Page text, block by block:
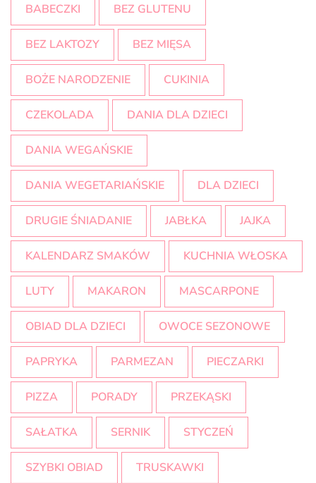
BABECZKI BEZ GLUTENU
BEZ LAKTOZY BEZ MIĘSA
BOŻE NARODZENIE CUKINIA
CZEKOLADA DANIA DLA DZIECI
DANIA WEGAŃSKIE
DANIA WEGETARIAŃSKIE DLA DZIECI
DRUGIE ŚNIADANIE JABŁKA JAJKA
KALENDARZ SMAKÓW KUCHNIA WŁOSKA
LUTY MAKARON MASCARPONE
OBIAD DLA DZIECI OWOCE SEZONOWE
PAPRYKA PARMEZAN PIECZARKI
PIZZA PORADY PRZEKĄSKI
SAŁATKA SERNIK STYCZEŃ
SZYBKI OBIAD TRUSKAWKI